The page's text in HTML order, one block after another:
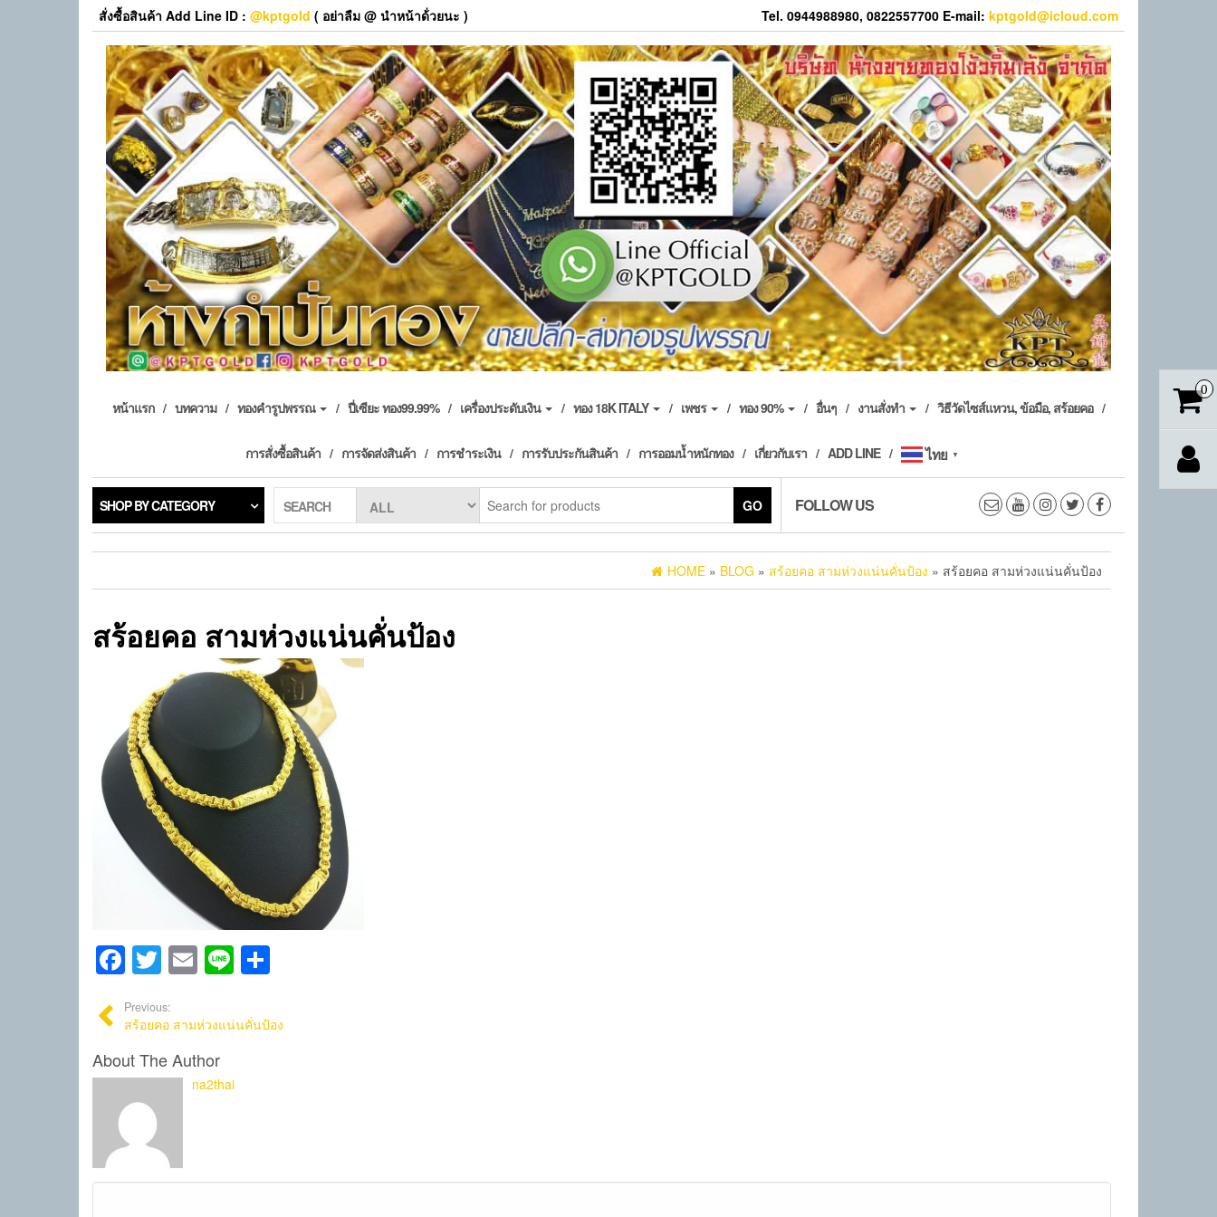
สั่งซื้อสินค้า Add Line ID : @kptgold ( อย่าลืม @ นำหน้าด้่วยนะ ) Tel. 0944988980, 0822557700 E-mail: kptgold@icloud.com
หน้าแรก บทความ ทองคำรูปพรรณ ปี่เซียะ ทอง99.99% เครื่องประดับเงิน ทอง 18K ITALY เพชร ทอง 90% อื่นๆ งานสั่งทำ วิธีวัดไซส์แหวน, ข้อมือ, สร้อยคอ
การสั่งซื้อสินค้า การจัดส่งสินค้า การชำระเงิน การรับประกันสินค้า การออมน้ำหนักทอง เกี่ยวกับเรา ADD LINE ไทย ▼
SHOP BY CATEGORY SEARCH GO FOLLOW US
HOME » BLOG » สร้อยคอ สามห่วงแน่นคั่นป้อง » สร้อยคอ สามห่วงแน่นคั่นป้อง
สร้อยคอ สามห่วงแน่นคั่นป้อง
Facebook
Twitter
Email
Line
Previous:
สร้อยคอ สามห่วงแน่นคั่นป้อง
About The Author
na2thai
0